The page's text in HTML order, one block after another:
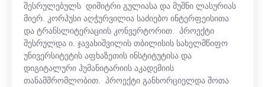
შესრულებულს დიმიტრი გულიასა და მუშნი ლასურიას
მიერ. კორპუსი აღჭურვილია საძიებო ინტერფეისითა
და ტრანსლიტერაციის კონვერტორით. პროექტი
შესრულდა ი. ჯავახიშვილის თბილისის სახელმწიფო
უნივერსიტეტის აფხაზეთის ინსტიტუტისა და
დიგიტალური ჰუმანიტარიის აკადემიის
თანამშრომლობით. პროექტი განხორციელდა შოთა